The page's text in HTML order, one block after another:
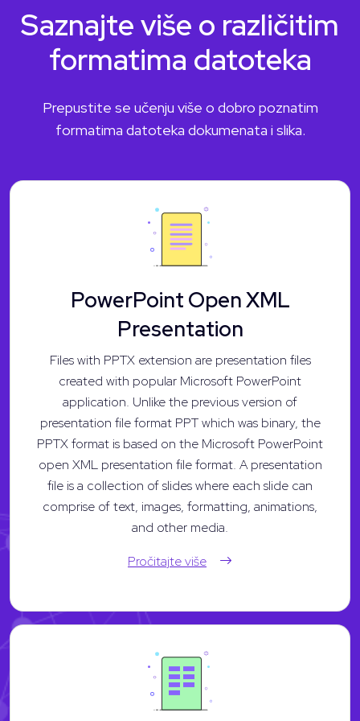
Saznajte više o različitim
formatima datoteka
Prepustite se učenju više o dobro poznatim
formatima datoteka dokumenata i slika.
PowerPoint Open XML
Presentation
Files with PPTX extension are presentation files
created with popular Microsoft PowerPoint
application. Unlike the previous version of
presentation file format PPT which was binary, the
PPTX format is based on the Microsoft PowerPoint
open XML presentation file format. A presentation
file is a collection of slides where each slide can
comprise of text, images, formatting, animations,
and other media.
Pročitajte više